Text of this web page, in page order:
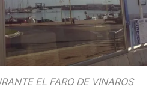
EL FARO DE VINAROS